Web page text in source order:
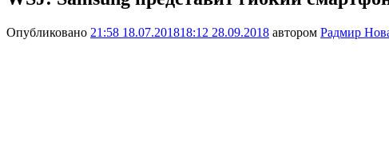
Опубликовано 21:58 18.07.201818:12 28.09.2018 автором Радмир